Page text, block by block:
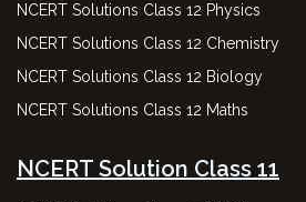
NCERT Solutions Class 12 Physics
NCERT Solutions Class 12 Chemistry
NCERT Solutions Class 12 Biology
NCERT Solutions Class 12 Maths
NCERT Solution Class 11